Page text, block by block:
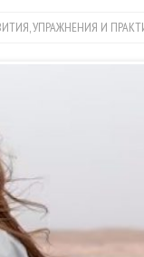
,УПРАЖНЕНИЯ И